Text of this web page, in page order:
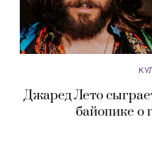
Джаред Лето
байопике о